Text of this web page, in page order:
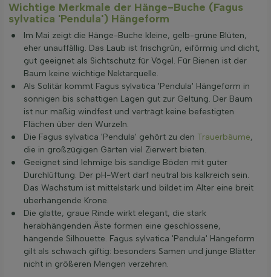
Wichtige Merkmale der Hänge-Buche (Fagus
sylvatica 'Pendula') Hängeform
Im Mai zeigt die Hänge-Buche kleine, gelb-grüne Blüten,
eher unauffällig. Das Laub ist frischgrün, eiförmig und dicht,
gut geeignet als Sichtschutz für Vögel. Für Bienen ist der
Baum keine wichtige Nektarquelle.
Als Solitär kommt Fagus sylvatica 'Pendula' Hängeform in
sonnigen bis schattigen Lagen gut zur Geltung. Der Baum
ist nur mäßig windfest und verträgt keine befestigten
Flächen über den Wurzeln.
Die Fagus sylvatica 'Pendula' gehört zu den Trauerbäume,
die in großzügigen Gärten viel Zierwert bieten.
Geeignet sind lehmige bis sandige Böden mit guter
Durchlüftung. Der pH-Wert darf neutral bis kalkreich sein.
Das Wachstum ist mittelstark und bildet im Alter eine breit
überhängende Krone.
Die glatte, graue Rinde wirkt elegant, die stark
herabhängenden Äste formen eine geschlossene,
hängende Silhouette. Fagus sylvatica 'Pendula' Hängeform
gilt als schwach giftig: besonders Samen und junge Blätter
nicht in größeren Mengen verzehren.